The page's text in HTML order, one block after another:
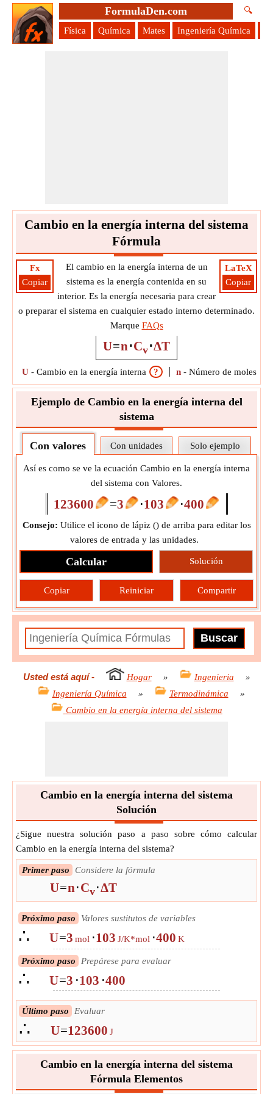
FormulaDen.com 🔍
Física Química Mates Ingeniería Química
Cambio en la energía interna del sistema
Fórmula
Fx
Copiar
LaTeX
Copiar
El cambio en la energía interna de un
sistema es la energía contenida en su
interior. Es la energía necesaria para crear
o preparar el sistema en cualquier estado interno determinado.
Marque FAQs
U=n⋅Cv⋅ΔT
U - Cambio en la energía interna ? n - Número de moles de
Ejemplo de Cambio en la energía interna del
sistema
Con valores Con unidades Solo ejemplo
Así es como se ve la ecuación Cambio en la energía interna
del sistema con Valores.
123600 =3 ⋅103 ⋅400
Consejo: Utilice el icono de lápiz () de arriba para editar los
valores de entrada y las unidades.
Calcular Solución
Copiar Reiniciar Compartir
Usted está aquí- Hogar » Ingenieria
»
Ingeniería Química
» Termodinámica
»
Cambio en la energía interna del sistema
Cambio en la energía interna del sistema
Solución
¿Sigue nuestra solución paso a paso sobre cómo calcular
Cambio en la energía interna del sistema?
Primer paso Considere la fórmula
U=n⋅Cv⋅ΔT
Próximo paso Valores sustitutos de variables
∴ U=3 mol ⋅103 J/K*mol ⋅400 K
Próximo paso Prepárese para evaluar
∴ U=3 ⋅103 ⋅400
Último paso Evaluar
∴ U=123600 J
Cambio en la energía interna del sistema
Fórmula Elementos